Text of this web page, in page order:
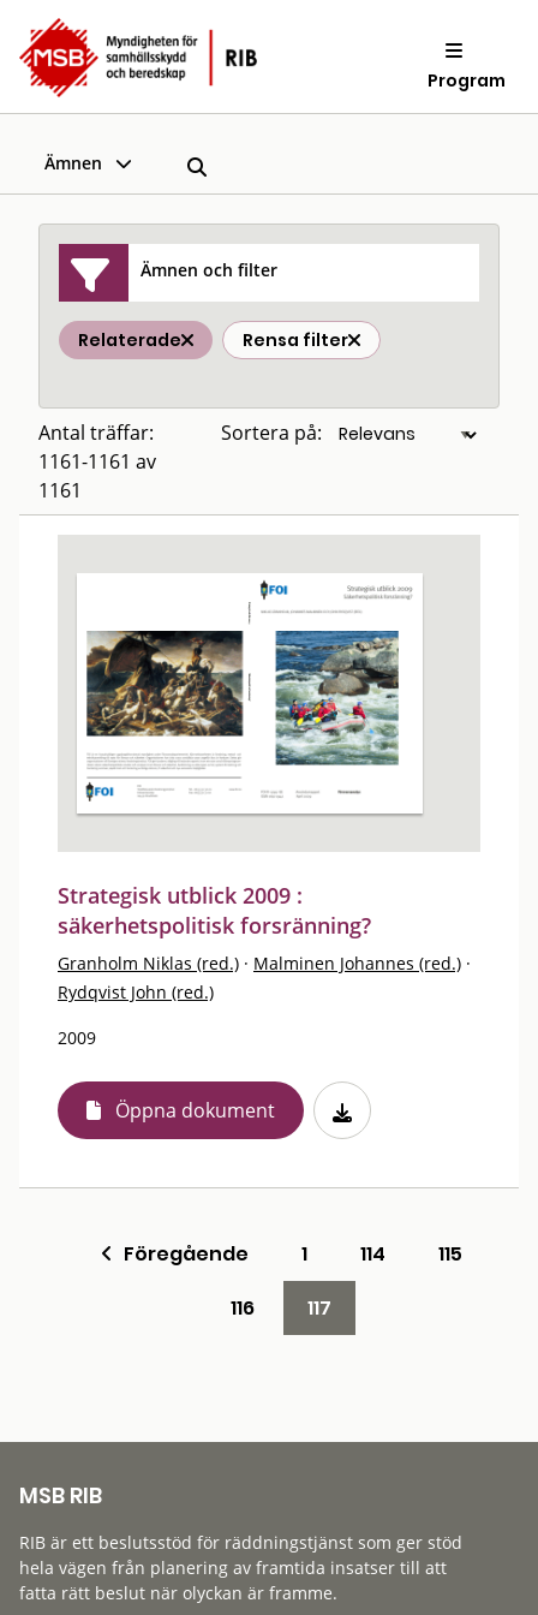
Program
Ämnen
Ämnen och filter
Relaterade Rensa filter
Antal träffar:
1161-1161 av
1161
Sortera på:
Strategisk utblick 2009 :
säkerhetspolitisk forsränning?
Granholm Niklas (red.) · Malminen Johannes (red.) ·
Rydqvist John (red.)
2009
Öppna dokument
Föregående 1 114
115
116
117
MSB RIB
RIB är ett beslutsstöd för räddningstjänst som ger stöd
hela vägen från planering av framtida insatser till att
fatta rätt beslut när olyckan är framme.